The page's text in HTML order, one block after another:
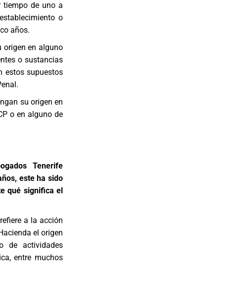
tiempo de uno a
o
años.
origen en alguno
o sustancias
estos supuestos
su origen en
o en alguno de
Tenerife
este ha sido
qué significa el
a la acción
el origen
de actividades
entre muchos